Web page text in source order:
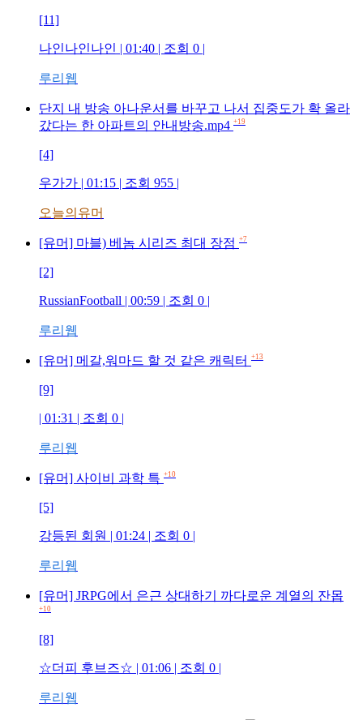
[11]
나인나인나인 | 01:40 | 조회 0 |
루리웹
단지 내 방송 아나운서를 바꾸고 나서 집중도가 확 올라
갔다는 한 아파트의 안내방송.mp4 +19
[4]
우가가 | 01:15 | 조회 955 |
오늘의유머
[유머] 마블) 베놈 시리즈 최대 장점 +7
[2]
RussianFootball | 00:59 | 조회 0 |
루리웹
[유머] 메갈,워마드 할 것 같은 캐릭터 +13
[9]
| 01:31 | 조회 0 |
루리웹
[유머] 사이비 과학 특 +10
[5]
강등된 회원 | 01:24 | 조회 0 |
루리웹
[유머] JRPG에서 은근 상대하기 까다로운 계열의 잔몹
+10
[8]
☆더피 후브즈☆ | 01:06 | 조회 0 |
루리웹